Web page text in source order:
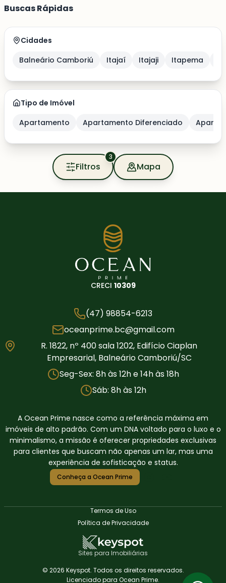
Filtros
3
Mapa
Buscas Rápidas
Cidades
Balneário Camboriú
Itajaí Itajaji Itapema
Tipo de Imóvel
Apartamento
Apartamento Diferenciado
CRECI 10309
(47) 98854-6213
oceanprime.bc@gmail.com
R. 1822, nº 400 sala 1202, Edifício Ciaplan
Empresarial, Balneário Camboriú/SC
Seg-Sex: 8h às 12h e 14h às 18h
Sáb: 8h às 12h
A Ocean Prime nasce como a referência máxima em
imóveis de alto padrão. Com um DNA voltado para o luxo e o
minimalismo, a missão é oferecer propriedades exclusivas
para clientes que buscam não apenas um lar, mas uma
experiência de sofisticação e status.
Conheça a Ocean Prime
Termos de Uso
Política de Privacidade
Sites para Imobiliárias
© 2026 Keyspot. Todos os direitos reservados.
Licenciado para Ocean Prime.